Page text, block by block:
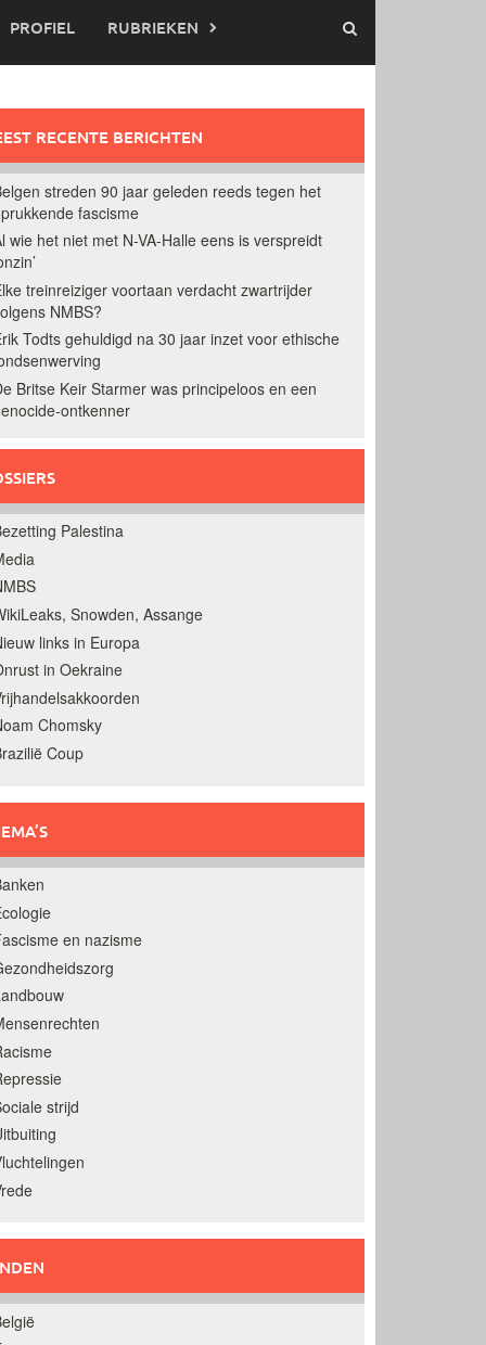
PROFIEL RUBRIEKEN
RECENTE BERICHTEN
streden 90 jaar geleden reeds tegen het
fascisme
wie het niet met N-VA-Halle eens is verspreidt
treinreiziger voortaan verdacht zwartrijder
NMBS?
Todts gehuldigd na 30 jaar inzet voor ethische
Britse Keir Starmer was principeloos en een
ontkenner
Palestina
Snowden, Assange
links in Europa
in Oekraine
Chomsky
Coup
en nazisme
strijd